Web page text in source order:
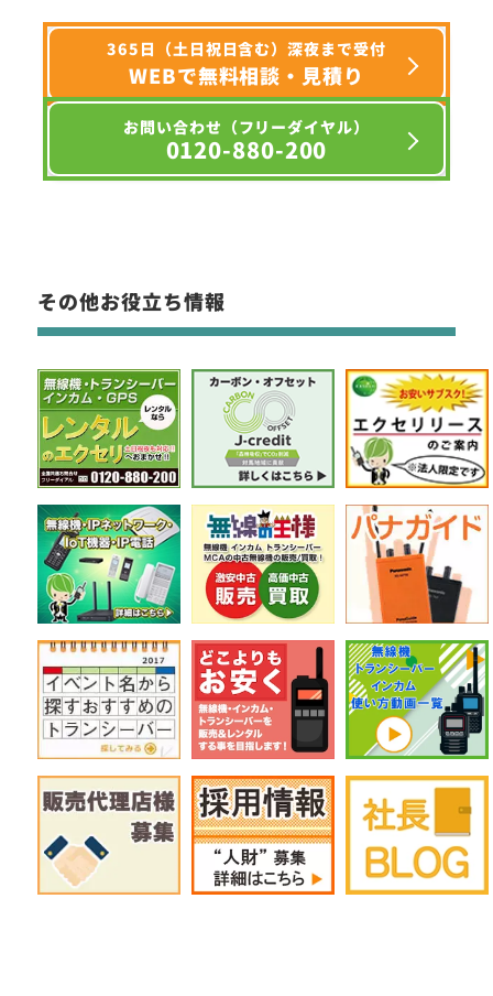
365日（土日祝日含む）深夜まで受付
WEBで無料相談・見積り
お問い合わせ（フリーダイヤル）
0120-880-200
その他お役立ち情報